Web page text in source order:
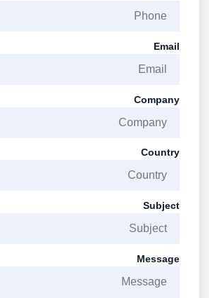
Email
Company
Country
Subject
Message